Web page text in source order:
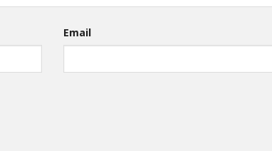
Email